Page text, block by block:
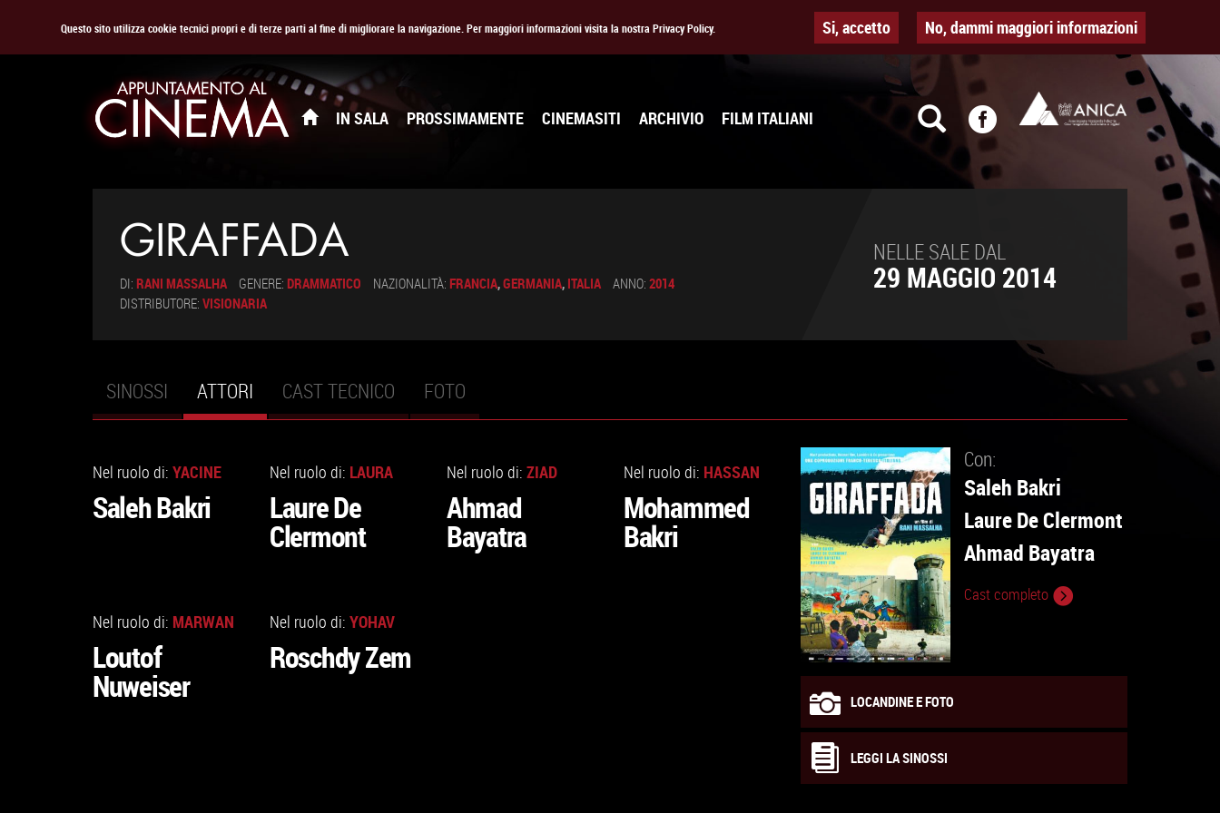
Questo sito utilizza cookie tecnici propri e di terze parti al fine di migliorare la navigazione. Per maggiori informazioni visita la nostra Privacy Policy. Si, accetto No, dammi maggiori informazioni
IN SALA PROSSIMAMENTE CINEMASITI ARCHIVIO FILM ITALIANI
GIRAFFADA
DI: RANI MASSALHA GENERE: DRAMMATICO NAZIONALITÀ: FRANCIA,GERMANIA, ITALIA ANNO: 2014
DISTRIBUTORE: VISIONARIA
NELLE SALE DAL
29 MAGGIO 2014
Schede primarie
SINOSSI ATTORI (SCHEDA
ATTIVA)
CAST TECNICO FOTO
Nel ruolo di: YACINE
Saleh Bakri
Nel ruolo di: LAURA
Laure De
Clermont
Nel ruolo di: ZIAD
Ahmad
Bayatra
Nel ruolo di: HASSAN
Mohammed
Bakri
Nel ruolo di: MARWAN
Loutof
Nuweiser
Nel ruolo di: YOHAV
Roschdy Zem
Con:
Saleh Bakri
Laure De Clermont
Ahmad Bayatra
Cast completo
LOCANDINE E FOTO
LEGGI LA SINOSSI